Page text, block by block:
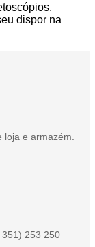
dispor na
e armazém.
253 250